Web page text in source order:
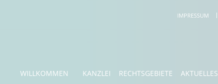
IMPRESSUM
WILLKOMMEN KANZLEI RECHTSGEBIETE AKTUELLES